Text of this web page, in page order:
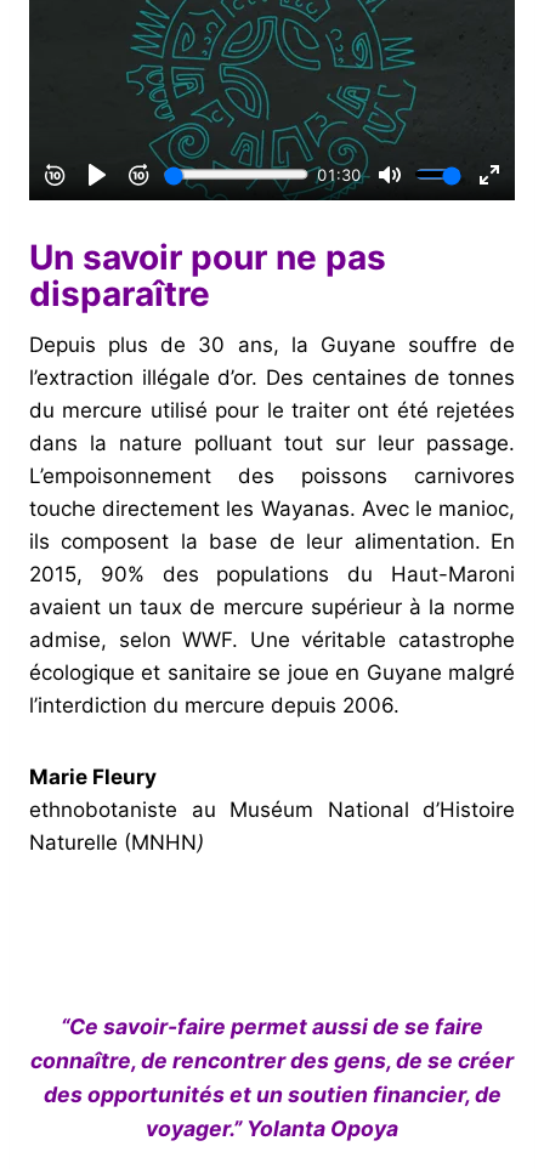
Un savoir pour ne pas
disparaître
Depuis plus de 30 ans, la Guyane souffre de
l’extraction illégale d’or. Des centaines de tonnes
du mercure utilisé pour le traiter ont été rejetées
dans la nature polluant tout sur leur passage.
L’empoisonnement des poissons carnivores
touche directement les Wayanas. Avec le manioc,
ils composent la base de leur alimentation. En
2015, 90% des populations du Haut-Maroni
avaient un taux de mercure supérieur à la norme
admise, selon WWF. Une véritable catastrophe
écologique et sanitaire se joue en Guyane malgré
l’interdiction du mercure depuis 2006.
Marie Fleury
ethnobotaniste au Muséum National d’Histoire
Naturelle (MNHN)
“Ce savoir-faire permet aussi de se faire
connaître, de rencontrer des gens, de se créer
des opportunités et un soutien financier, de
voyager.” Yolanta Opoya